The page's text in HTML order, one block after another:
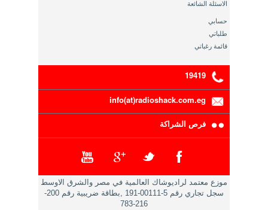
الاسئلة الشائعة
حسابي
طلباتي
قائمة رغباتي
19419
info(at)radioshack.com.eg
فرص الشراكة
موزع معتمد لراديوشاك العالمية في مصر والشرق الاوسط
سجل تجاري رقم 5-00111-191 ,بطاقة ضريبية رقم 200-
216-783